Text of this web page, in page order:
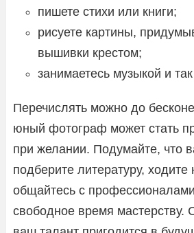
пишете стихи или книги;
рисуете картины,
вышивки крестом;
занимаетесь музыкой и
Перечислять можно до
юный фотограф может стать
при желании. Подумайте, что
подберите литературу, ходите
общайтесь с
свободное время мастерству.